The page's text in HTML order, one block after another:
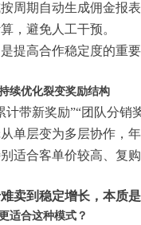
周期自动生成佣金报表
，避免人工干预。
提高合作稳定度的重要
续优化裂变奖励结构
计带新奖励”“团队分销
单层变为多层协作，
适合客单价较高、复
卖到稳定增长，本质
适合这种模式？